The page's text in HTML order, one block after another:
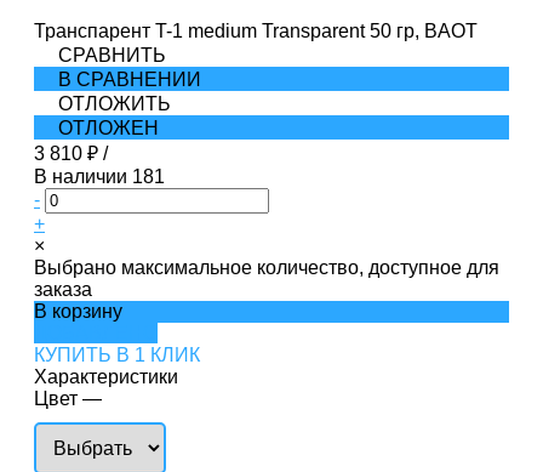
Транспарент T-1 medium Transparent 50 гр, BAOT
СРАВНИТЬ
В СРАВНЕНИИ
ОТЛОЖИТЬ
ОТЛОЖЕН
3 810 ₽ /
В наличии 181
-
+
×
Выбрано максимальное количество, доступное для
заказа
В корзину
КУПИТЬ В 1 КЛИК
Характеристики
Цвет —